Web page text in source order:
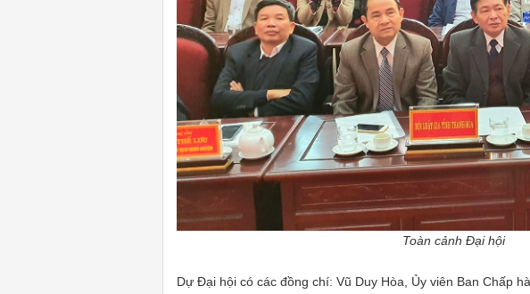
Toàn cảnh Đại hội
Dự Đại hội có các đồng chí: Vũ Duy Hòa, Ủy viên Ban Chấp